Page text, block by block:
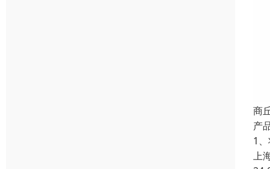
商
产
1
上